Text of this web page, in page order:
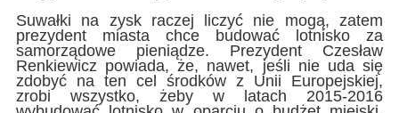
Suwałki na zysk raczej liczyć nie mogą, zatem
prezydent miasta chce budować lotnisko za
samorządowe pieniądze. Prezydent Czesław
Renkiewicz powiada, że, nawet, jeśli nie uda się
zdobyć na ten cel środków z Unii Europejskiej,
zrobi wszystko, żeby w latach 2015-2016